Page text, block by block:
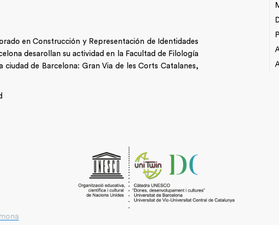
en Construcción y Representación de Identidades
desarollan su actividad en la Facultad de Filología
de Barcelona: Gran Via de les Corts Catalanes,